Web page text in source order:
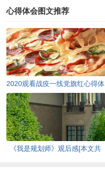
心得体会图文推荐
2020观看战疫一线党旗红心得体
会【多篇】[本文共3271字]
《我是规划师》观后感[本文共